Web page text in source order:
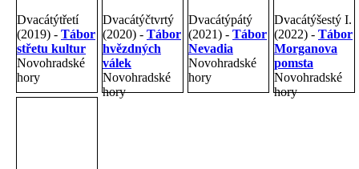
Dvacátýtřetí
(2019) - Tábor
střetu kultur
Novohradské
hory
Dvacátýčtvrtý
(2020) - Tábor
hvězdných
válek
Novohradské
hory
Dvacátýpátý
(2021) - Tábor
Nevadia
Novohradské
hory
Dvacátýšestý I.
(2022) - Tábor
Morganova
pomsta
Novohradské
hory